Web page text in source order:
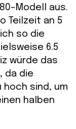
Modell aus.
Teilzeit an 5
so die
6.5
würde das
da die
sind, um
halben